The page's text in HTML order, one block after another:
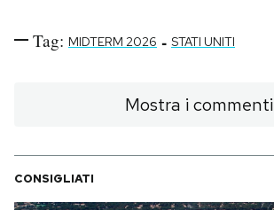
Tag: MIDTERM 2026 - STATI UNITI
Mostra i commenti
CONSIGLIATI